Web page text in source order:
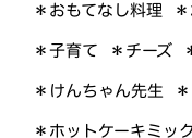
＊おもてなし料理
＊子育て ＊チーズ
＊けんちゃん先生
＊ホットケーキミッ